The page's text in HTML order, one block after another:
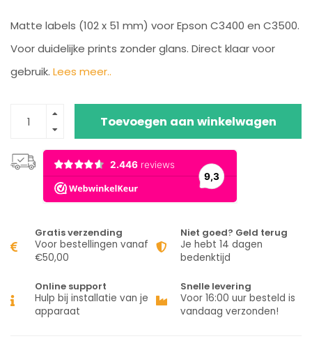
Matte labels (102 x 51 mm) voor Epson C3400 en C3500.
Voor duidelijke prints zonder glans. Direct klaar voor
gebruik. Lees meer..
Toevoegen aan winkelwagen
Gratis verzending
Voor bestellingen vanaf
€50,00
Niet goed? Geld terug
Je hebt 14 dagen
bedenktijd
Online support
Hulp bij installatie van je
apparaat
Snelle levering
Voor 16:00 uur besteld is
vandaag verzonden!